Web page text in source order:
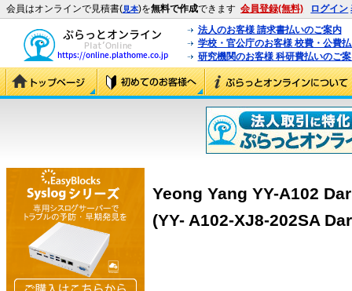
会員はオンラインで見積書(見本)を無料で作成できます 会員登録(無料) ログイン
法人のお客様 請求書払いのご案内
学校・官公庁のお客様 校費・公費
研究機関のお客様 科研費払いのご
Yeong Yang YY-A102
(YY- A102-XJ8-202SA